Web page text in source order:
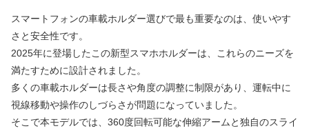
スマートフォンの車載ホルダー選びで最も重要なのは、使いやす
さと安全性です。
2025年に登場したこの新型スマホホルダーは、これらのニーズを
満たすために設計されました。
多くの車載ホルダーは長さや角度の調整に制限があり、運転中に
視線移動や操作のしづらさが問題になっていました。
そこで本モデルでは、360度回転可能な伸縮アームと独自のスライ